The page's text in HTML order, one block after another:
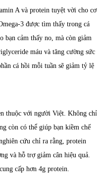
A và protein tuyệt vời cho cơ
3 được tìm thấy trong cá
bạn cảm thấy no, mà còn giảm
máu và tăng cường sức
cá hồi mỗi tuần sẽ giảm tỷ lệ
thuộc với người Việt. Không chỉ
còn có thể giúp bạn kiềm chế
cứu chỉ ra rằng, protein
và hỗ trợ giảm cân hiệu quả.
cấp hơn 4g protein.